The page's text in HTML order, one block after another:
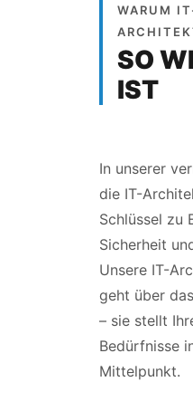
WARUM
SO
IST
In unserer
die IT-
Schlüssel zu
Sicherheit
Unsere IT-
geht über
– sie stellt
Bedürfnisse
Mittelpunkt.